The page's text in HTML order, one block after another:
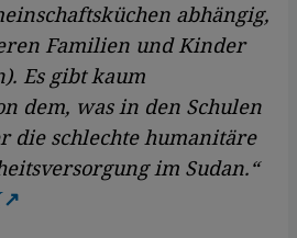
abhängig,
Familien und Kinder
Es gibt kaum
dem, was in den Schulen
die schlechte humanitäre
im Sudan.“